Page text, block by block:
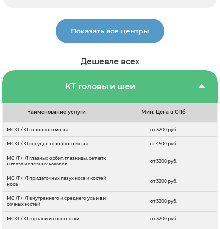
Показать все центры
Дешевле всех
КТ головы и шеи
Наименование услуги Мин. Цена в СПб
МСКТ / КТ головного мозга от 3200 руб.
МСКТ / КТ сосудов головного мозга от 4500 руб.
МСКТ / КТ глазных орбит, глазницы, сетчатк
и глаза и слезных каналов
от 3200 руб.
МСКТ / КТ придаточных пазух носа и костей
носа
от 3200 руб.
МСКТ / КТ внутреннего и среднего уха и ви
сочных костей
от 3200 руб.
МСКТ / КТ гортани и носоглотки от 3200 руб.